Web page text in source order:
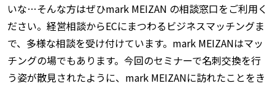
いな…そんな方はぜひmark MEIZAN の相談窓口をご利用く
ださい。経営相談からECにまつわるビジネスマッチングま
で、多様な相談を受け付けています。mark MEIZANはマッ
チングの場でもあります。今回のセミナーで名刺交換を行
う姿が散見されたように、mark MEIZANに訪れたことをき